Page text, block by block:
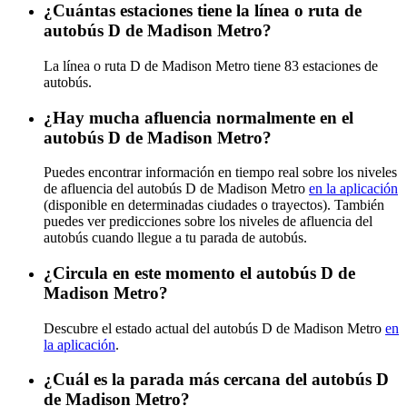
¿Cuántas estaciones tiene la línea o ruta de
autobús D de Madison Metro?
La línea o ruta D de Madison Metro tiene 83 estaciones de
autobús.
¿Hay mucha afluencia normalmente en el
autobús D de Madison Metro?
Puedes encontrar información en tiempo real sobre los niveles
de afluencia del autobús D de Madison Metro en la aplicación
(disponible en determinadas ciudades o trayectos). También
puedes ver predicciones sobre los niveles de afluencia del
autobús cuando llegue a tu parada de autobús.
¿Circula en este momento el autobús D de
Madison Metro?
Descubre el estado actual del autobús D de Madison Metro en
la aplicación.
¿Cuál es la parada más cercana del autobús D
de Madison Metro?